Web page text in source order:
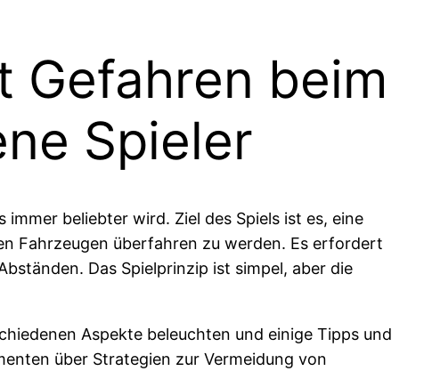
Gefahren beim
Spieler
beliebter wird. Ziel des Spiels ist es, eine
Fahrzeugen überfahren zu werden. Es erfordert
Das Spielprinzip ist simpel, aber die
Aspekte beleuchten und einige Tipps und
über Strategien zur Vermeidung von